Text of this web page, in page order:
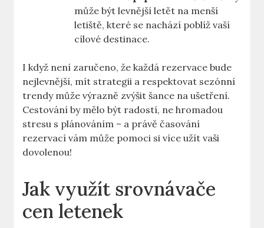
může být levnější letět na menší
letiště, které se nachází poblíž vaší
cílové destinace.
I když není zaručeno, že každá rezervace bude
nejlevnější, mít strategii a respektovat sezónní
trendy může výrazně zvýšit šance na ušetření.
Cestování by mělo být radostí, ne hromadou
stresu s plánováním – a právě časování
rezervací vám může pomoci si více užít vaši
dovolenou!
Jak využít srovnávače
cen letenek